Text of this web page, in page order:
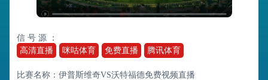
信 号 源 ：
高清直播
咪咕体育 免费直播 腾讯体育
比赛名称：伊普斯维奇VS沃特福德免费视频直播